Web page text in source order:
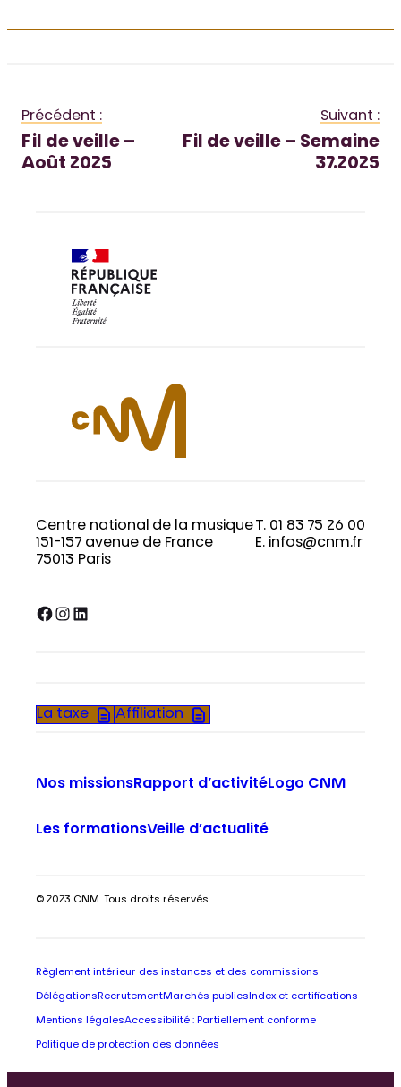
Précédent :
Fil de veille –
Août 2025
Suivant :
Fil de veille – Semaine
37.2025
Centre national de la musique
151-157 avenue de France
75013 Paris
T. 01 83 75 26 00
E. infos@cnm.fr
Facebook InstagramLinkedIn
La taxe Affiliation
Nos missionsRapport d’activitéLogo CNM
Les formationsVeille d’actualité
© 2023 CNM. Tous droits réservés
Règlement intérieur des instances et des commissions
Délégations RecrutementMarchés publics Index et certifications
Mentions légalesAccessibilité : Partiellement conforme
Politique de protection des données